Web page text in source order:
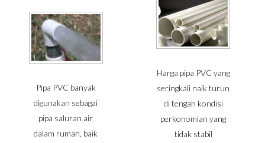
Pipa PVC banyak
digunakan sebagai
pipa saluran air
dalam rumah, baik
Harga pipa PVC yang
seringkali naik turun
di tengah kondisi
perkonomian yang
tidak stabil